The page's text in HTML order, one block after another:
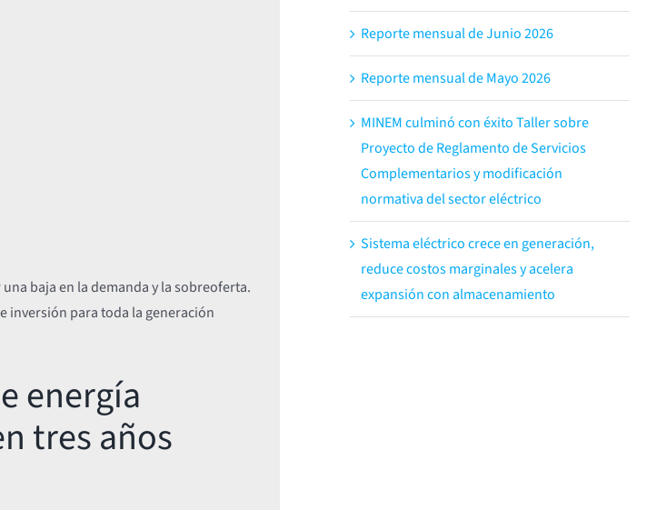
baja en la demanda y la sobreoferta.
inversión para toda la generación
energía
tres años
Reporte mensual de Junio 2026
Reporte mensual de Mayo 2026
MINEM culminó con éxito Taller sobre
Proyecto de Reglamento de Servicios
Complementarios y modificación
normativa del sector eléctrico
Sistema eléctrico crece en generación,
reduce costos marginales y acelera
expansión con almacenamiento